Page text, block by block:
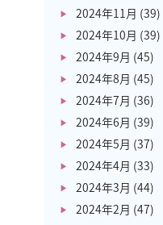
2024年11月 (39)
2024年10月 (39)
2024年9月 (45)
2024年8月 (45)
2024年7月 (36)
2024年6月 (39)
2024年5月 (37)
2024年4月 (33)
2024年3月 (44)
2024年2月 (47)